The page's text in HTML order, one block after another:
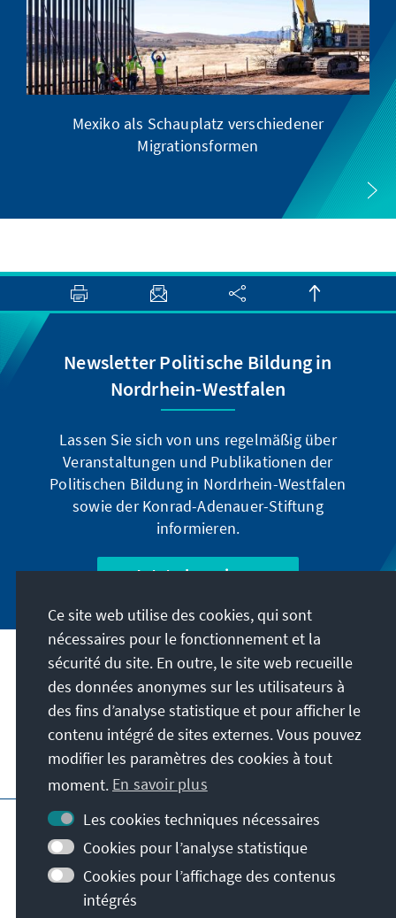
Mexiko als Schauplatz verschiedener
Migrationsformen
Newsletter Politische Bildung in
Nordrhein-Westfalen
Lassen Sie sich von uns regelmäßig über
Veranstaltungen und Publikationen der
Politischen Bildung in Nordrhein-Westfalen
sowie der Konrad-Adenauer-Stiftung
informieren.
Jetzt abonnieren
Adresse
Contact
Visitez aussi
Page principale de la KAS
Impressum
Protection des données
Conditions d'utilisation
Déclaration d'accessibilité
Signaler un obstacle
Ce site web utilise des cookies, qui sont
nécessaires pour le fonctionnement et la
sécurité du site. En outre, le site web recueille
des données anonymes sur les utilisateurs à
des fins d’analyse statistique et pour afficher le
contenu intégré de sites externes. Vous pouvez
modifier les paramètres des cookies à tout
moment. En savoir plus
Les cookies techniques nécessaires
Cookies pour l’analyse statistique
Cookies pour l’affichage des contenus
intégrés